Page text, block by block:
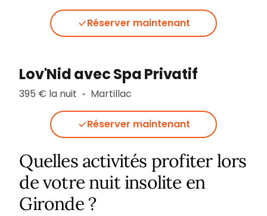
Réserver maintenant
Lov'Nid avec Spa Privatif
395 € la nuit ▪︎ Martillac
Réserver maintenant
Quelles activités profiter lors
de votre nuit insolite en
Gironde ?